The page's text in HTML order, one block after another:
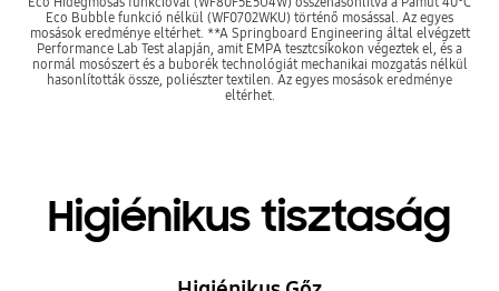
Eco Bubble funkció nélkül (WF0702WKU) történő mosással. Az egyes
mosások eredménye eltérhet. **A Springboard Engineering által elvégzett
Performance Lab Test alapján, amit EMPA tesztcsíkokon végeztek el, és a
normál mosószert és a buborék technológiát mechanikai mozgatás nélkül
hasonlították össze, poliészter textilen. Az egyes mosások eredménye
eltérhet.
Higiénikus tisztaság